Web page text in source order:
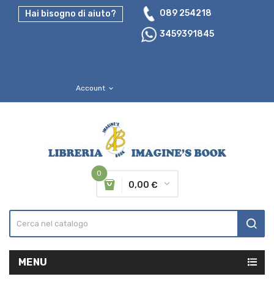
Hai bisogno di aiuto?
089 254218
3459391845
Account expand_more
0
0,00 €
MENU